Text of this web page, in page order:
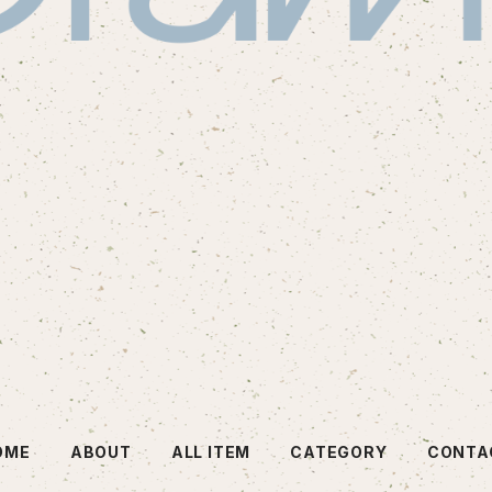
ABOUT ALL ITEM CATEGORY